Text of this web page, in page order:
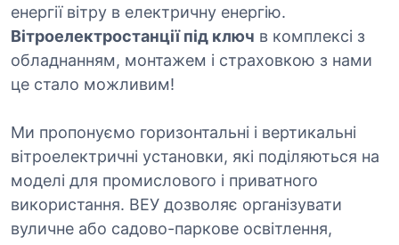
енергії вітру в електричну енергію.
Вітроелектростанції під ключ в комплексі з
обладнанням, монтажем і страховкою з нами
це стало можливим!
Ми пропонуємо горизонтальні і вертикальні
вітроелектричні установки, які поділяються на
моделі для промислового і приватного
використання. ВЕУ дозволяє організувати
вуличне або садово-паркове освітлення,